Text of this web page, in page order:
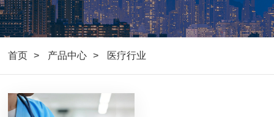
首页 产品中心 医疗行业